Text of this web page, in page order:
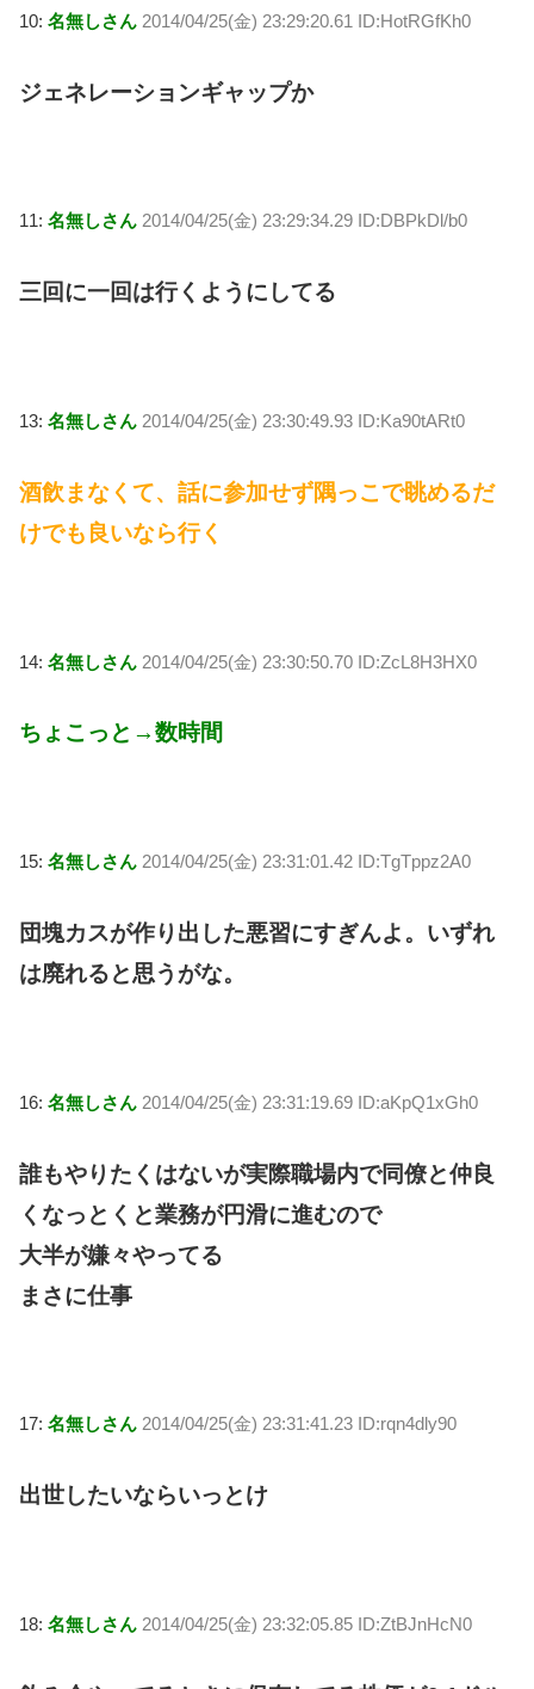
10: 名無しさん 2014/04/25(金) 23:29:20.61 ID:HotRGfKh0
ジェネレーションギャップか
11: 名無しさん 2014/04/25(金) 23:29:34.29 ID:DBPkDl/b0
三回に一回は行くようにしてる
13: 名無しさん 2014/04/25(金) 23:30:49.93 ID:Ka90tARt0
酒飲まなくて、話に参加せず隅っこで眺めるだ
けでも良いなら行く
14: 名無しさん 2014/04/25(金) 23:30:50.70 ID:ZcL8H3HX0
ちょこっと→数時間
15: 名無しさん 2014/04/25(金) 23:31:01.42 ID:TgTppz2A0
団塊カスが作り出した悪習にすぎんよ。いずれ
は廃れると思うがな。
16: 名無しさん 2014/04/25(金) 23:31:19.69 ID:aKpQ1xGh0
誰もやりたくはないが実際職場内で同僚と仲良
くなっとくと業務が円滑に進むので
大半が嫌々やってる
まさに仕事
17: 名無しさん 2014/04/25(金) 23:31:41.23 ID:rqn4dly90
出世したいならいっとけ
18: 名無しさん 2014/04/25(金) 23:32:05.85 ID:ZtBJnHcN0